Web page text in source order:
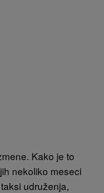
Kako je to
nekoliko meseci
udruženja,